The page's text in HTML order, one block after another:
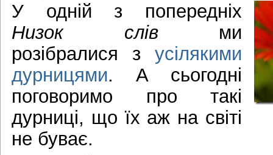
У одній з попередніх
Низок слівми
розібралися з усілякими
дурницями. А сьогодні
поговоримо про такі
дурниці, що їх аж на світі
не буває.